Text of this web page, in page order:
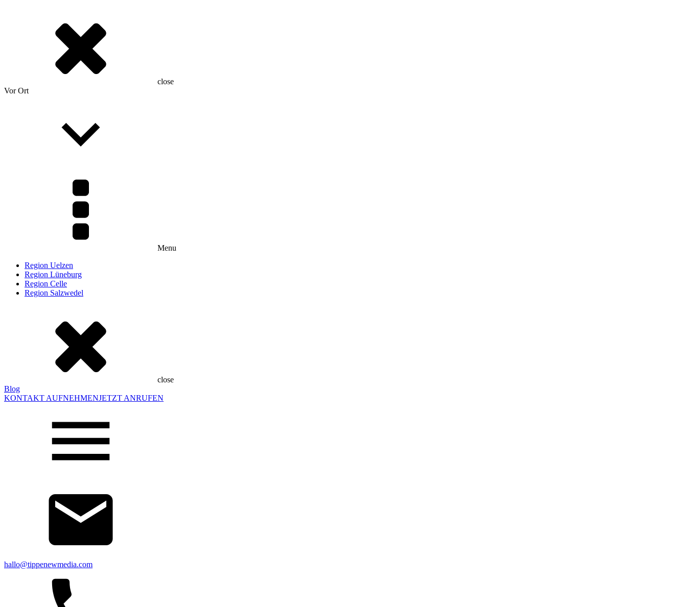
close
Vor Ort
Menu
Region Uelzen
Region Lüneburg
Region Celle
Region Salzwedel
close
Blog
KONTAKT AUFNEHMENJETZT ANRUFEN
hallo@tippenewmedia.com